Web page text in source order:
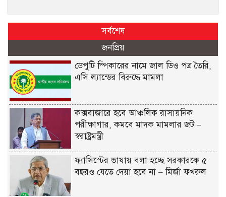
সর্বশেষ
জনপ্রিয়
ডেপুটি স্পিকারের নামে জাল ডিও পত্র তৈরি,
এসি ল্যান্ডের বিরুদ্ধে মামলা
কক্সবাজারে হবে আঞ্চলিক রাসায়নিক
পরীক্ষাগার, কমবে মাদক মামলার জট –
স্বরাষ্ট্রমন্ত্রী
ফ্যাসিস্টের ভাষায় বলা হচ্ছে সরকারকে ৫
বছরও যেতে দেয়া হবে না – মির্জা ফখরুল